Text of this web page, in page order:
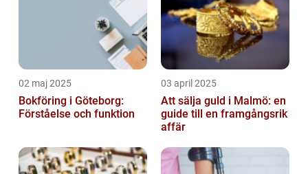
02 maj 2025
Bokföring i Göteborg:
Förståelse och funktion
03 april 2025
Att sälja guld i Malmö: en
guide till en framgångsrik
affär